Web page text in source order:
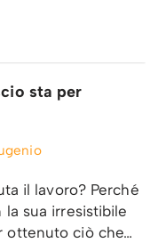
sta per
il lavoro? Perché
sua irresistibile
ottenuto ciò che…